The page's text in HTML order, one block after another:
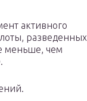
активного
разведенных
меньше, чем